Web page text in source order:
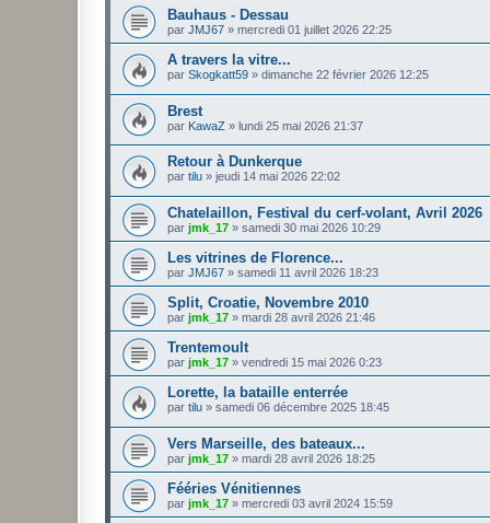
Bauhaus - Dessau
par JMJ67 » mercredi 01 juillet 2026 22:25
A travers la vitre...
par Skogkatt59 » dimanche 22 février 2026 12:25
Brest
par KawaZ » lundi 25 mai 2026 21:37
Retour à Dunkerque
par tilu » jeudi 14 mai 2026 22:02
Chatelaillon, Festival du cerf-volant, Avril 2026
par jmk_17 » samedi 30 mai 2026 10:29
Les vitrines de Florence...
par JMJ67 » samedi 11 avril 2026 18:23
Split, Croatie, Novembre 2010
par jmk_17 » mardi 28 avril 2026 21:46
Trentemoult
par jmk_17 » vendredi 15 mai 2026 0:23
Lorette, la bataille enterrée
par tilu » samedi 06 décembre 2025 18:45
Vers Marseille, des bateaux...
par jmk_17 » mardi 28 avril 2026 18:25
Fééries Vénitiennes
par jmk_17 » mercredi 03 avril 2024 15:59